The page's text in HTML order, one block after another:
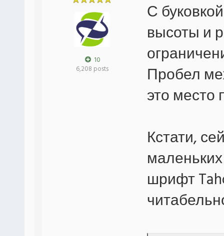
10
6,208 posts
С
высоты и
Пробел
это место
Кстати,
шрифт